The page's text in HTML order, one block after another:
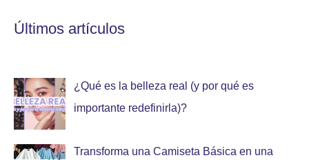
Últimos artículos
¿Qué es la belleza real (y por qué es
importante redefinirla)?
Transforma una Camiseta Básica en una